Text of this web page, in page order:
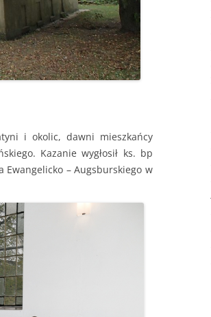
i okolic, dawni mieszkańcy
Kazanie wygłosił ks. bp
Ewangelicko – Augsburskiego w